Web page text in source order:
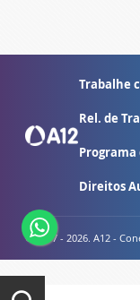
Trabalhe
Rel. de
Direitos
© 2007 - 2026. A12 -